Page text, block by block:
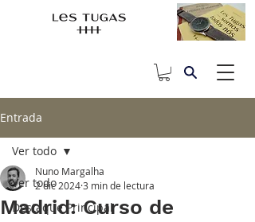
Entrada
Ver todo
Destaque Principal
Ver todo
Madrid: Curso de
Nuno Margalha
2 dic 20243 min de lectura